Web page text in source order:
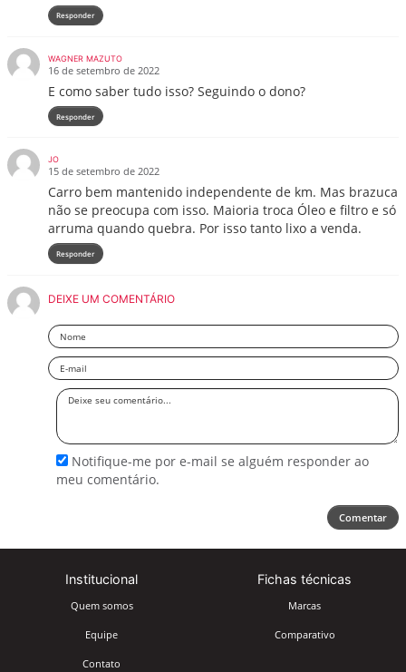
Responder
WAGNER MAZUTO
16 de setembro de 2022
E como saber tudo isso? Seguindo o dono?
Responder
JO
15 de setembro de 2022
Carro bem mantenido independente de km. Mas brazuca
não se preocupa com isso. Maioria troca Óleo e filtro e só
arruma quando quebra. Por isso tanto lixo a venda.
Responder
DEIXE UM COMENTÁRIO
Nome
Email
Deixe
Notifique-me por e-mail se alguém responder ao
meu comentário.
Comentar
Institucional
Quem somos
Equipe
Contato
Fichas técnicas
Marcas
Comparativo